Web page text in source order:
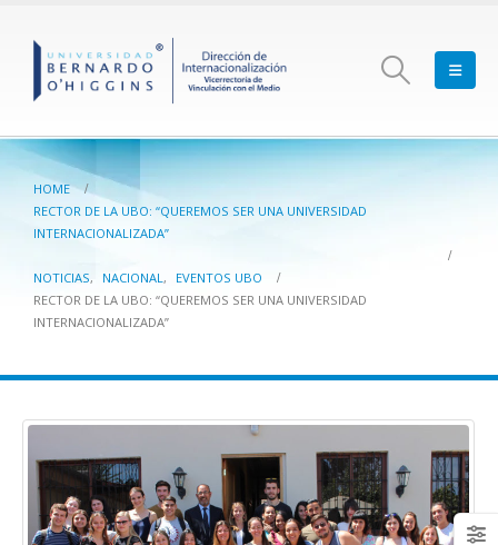
HOME
RECTOR DE LA UBO: “QUEREMOS SER UNA UNIVERSIDAD
INTERNACIONALIZADA”
NOTICIAS, NACIONAL,
EVENTOS UBO
RECTOR DE LA UBO: “QUEREMOS SER UNA UNIVERSIDAD
INTERNACIONALIZADA”